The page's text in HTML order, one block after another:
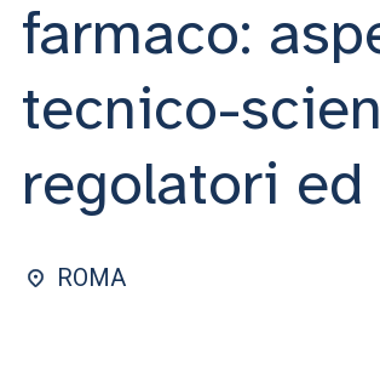
ACCEDI A CLOUDMAIL
farmaco:
tecnico-
regolatori
ROMA